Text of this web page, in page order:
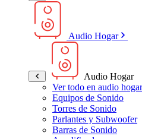
Audio Hogar
Audio Hogar
Ver todo en audio hogar
Equipos de Sonido
Torres de Sonido
Parlantes y Subwoofer
Barras de Sonido